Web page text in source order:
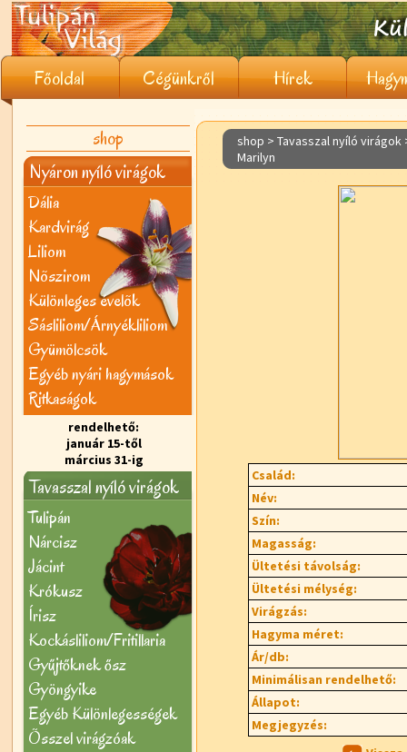
Főoldal Cégünkről Hírek
shop
Nyáron nyíló virágok
Dália
Kardvirág
Liliom
Nõszirom
Különleges évelõk
Sásliliom/Árnyékliliom
Gyümölcsök
Egyéb nyári hagymások
Ritkaságok
rendelhető:
január 15-től
március 31-ig
Tavasszal nyíló virágok
Tulipán
Nárcisz
Jácint
Krókusz
Írisz
Kockásliliom/Fritillaria
Gyűjtőknek ősz
Gyöngyike
Egyéb Különlegességek
Õsszel virágzóak
shop > Tavasszal nyíló virágok
Marilyn
Család:
Név:
Szín:
Magasság:
Ültetési távolság:
Ültetési mélység:
Virágzás:
Hagyma méret:
Ár/db:
Minimálisan rendelhető:
Állapot:
Megjegyzés: